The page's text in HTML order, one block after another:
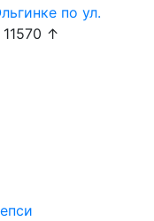
по ул.
↑